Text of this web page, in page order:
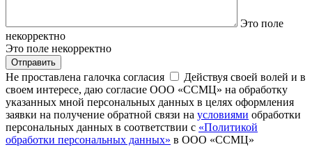
Это поле
некорректно
Это поле некорректно
Отправить
Не проставлена галочка согласия
Действуя своей волей и в
своем интересе, даю согласие ООО «ССМЦ» на обработку
указанных мной персональных данных в целях оформления
заявки на получение обратной связи на условиями обработки
персональных данных в соответствии с «Политикой
обработки персональных данных» в ООО «ССМЦ»